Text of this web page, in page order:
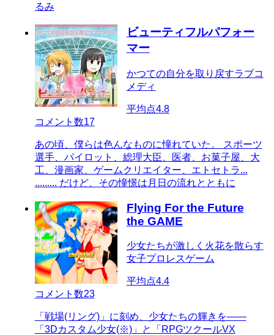
るみ
ビューティフルパフォー
マー
かつての自分を取り戻すラブコ
メディ
平均点4.8
コメント数17
あの頃、僕らは色んなものに憧れていた。 スポーツ
選手、パイロット、総理大臣、医者、お菓子屋、大
工、漫画家、ゲームクリエイター、エトセトラ...
......... だけど、その憧憬は月日の流れとともに
Flying For the Future
the GAME
少女たちが激しく火花を散らす
女子プロレスゲーム
平均点4.4
コメント数23
「戦場(リング)」に刻め、少女たちの輝きを――
「3Dカスタム少女(※)」と「RPGツクールVX